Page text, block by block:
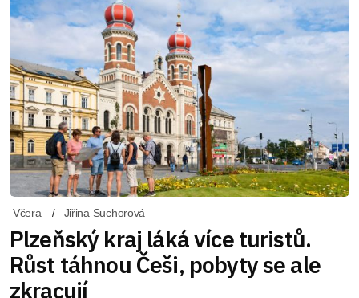
Včera Jiřina Suchorová
Plzeňský kraj láká více turistů.
Růst táhnou Češi, pobyty se ale
zkracují